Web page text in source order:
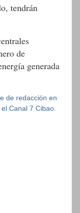
tendrán
de
generada
de redacción en
Canal 7 Cibao.